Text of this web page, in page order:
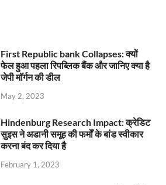
First Republic bank Collapses: क्यों
फेल हुआ पहला रिपब्लिक बैंक और जानिए क्या है
जेपी मॉर्गन की डील
May 2, 2023
Hindenburg Research Impact: क्रेडिट
सुइस ने अडानी समूह की फर्मों के बांड स्वीकार
करना बंद कर दिया है
February 1, 2023